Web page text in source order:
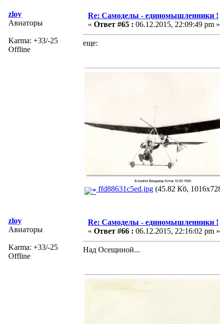
zloy
Авиаторы
Karma: +33/-25
Offline
Re: Самоделы - единомышленники !
« Ответ #65 : 06.12.2015, 22:09:49 pm »
еще:
ffd88631c5ed.jpg (45.82 Кб,
zloy
Авиаторы
Karma: +33/-25
Offline
Re: Самоделы - единомышленники !
« Ответ #66 : 06.12.2015, 22:16:02 pm »
Над Осещиной...